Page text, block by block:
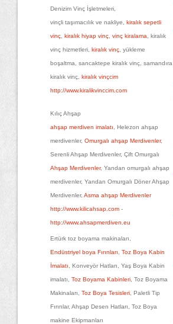
Denizim Vinç İşletmeleri,
vinçli taşımacılık ve nakliye, kiralık sepetli
vinç, kiralık hiyap vinç, vinç kiralama , kiralık
vinç hizmetleri, kiralık vinç, yükleme
boşaltma, sancaktepe kiralık vinç, samandıra
kiralık vinç, kiralık vinçcim
http://www.kiralikvinccim.com
Kılıç Ahşap
ahşap merdiven imalatı , Helezon ahşap
merdivenler, Omurgalı ahşap Merdivenler,
Serenli Ahşap Merdivenler, Çift Omurgalı
Ahşap Merdivenler, Yandan omurgalı ahşap
merdivenler, Yandan Omurgalı Döner Ahşap
Merdivenler, Asma ahşap Merdivenler
http://www.kilicahsap.com-
http://www.ahsapmerdiven.eu
Ertürk toz boyama makinaları,
Endüstriyel boya Fırınları Toz Boya Kabin
İmalatı , Konveyör Hatları, Yaş Boya Kabin
imalatı, Toz Boyama Kabinleri, Toz Boyama
Makinaları, Toz Boya Tesisleri, Paletli Tip
Fırınlar, Ahşap Desen Hatları, Toz Boya
makine Ekipmanları